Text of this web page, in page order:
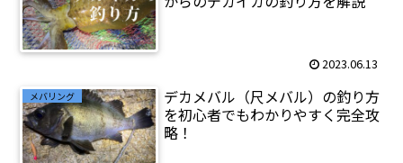
2023.06.13
メバリング
デカメバル（尺メバル）の釣り方
を初心者でもわかりやすく完全攻
略！